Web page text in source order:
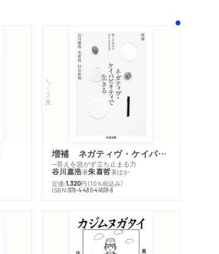
ちくま文庫
増補 ネガティヴ・ケイパビリティで生きる
─答えを急がず立ち止まる力
谷川嘉浩著朱喜哲著ほか
定価:1,320円 （10％税込み）
ISBN:978-4-480-44109-6